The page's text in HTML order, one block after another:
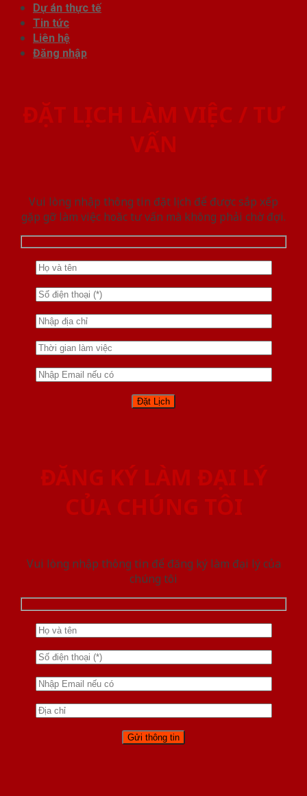
Dự án thực tế
Tin tức
Liên hệ
Đăng nhập
ĐẶT LỊCH LÀM VIỆC / TƯ
VẤN
Vui lòng nhập thông tin đặt lịch để được sắp xếp
gặp gỡ làm việc hoăc tư vấn mà không phải chờ đợi.
ĐĂNG KÝ LÀM ĐẠI LÝ
CỦA CHÚNG TÔI
Vui lòng nhập thông tin để đăng ký làm đại lý của
chúng tôi